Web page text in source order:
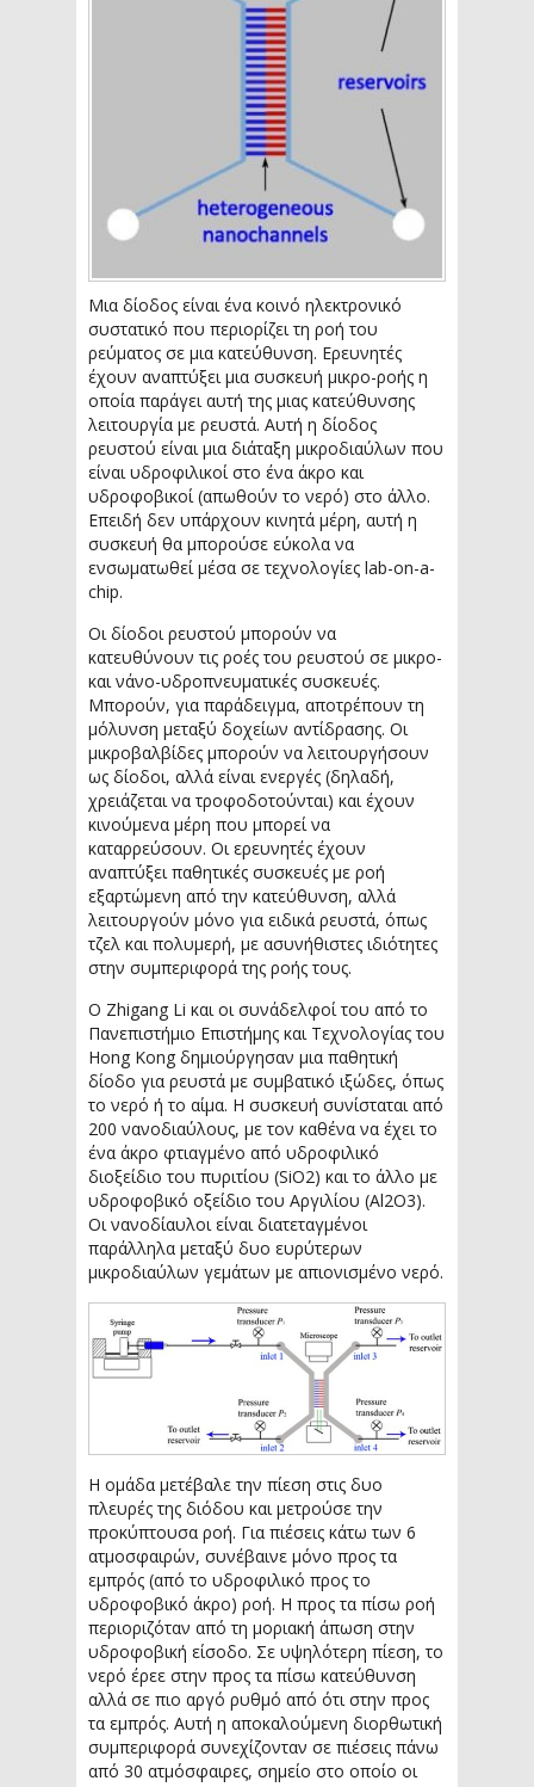
Μια δίοδος είναι ένα κοινό ηλεκτρονικό
συστατικό που περιορίζει τη ροή του
ρεύματος σε μια κατεύθυνση. Ερευνητές
έχουν αναπτύξει μια συσκευή μικρο-ροής η
οποία παράγει αυτή της μιας κατεύθυνσης
λειτουργία με ρευστά. Αυτή η δίοδος
ρευστού είναι μια διάταξη μικροδιαύλων που
είναι υδροφιλικοί στο ένα άκρο και
υδροφοβικοί (απωθούν το νερό) στο άλλο.
Επειδή δεν υπάρχουν κινητά μέρη, αυτή η
συσκευή θα μπορούσε εύκολα να
ενσωματωθεί μέσα σε τεχνολογίες lab-on-a-
chip.
Οι δίοδοι ρευστού μπορούν να
κατευθύνουν τις ροές του ρευστού σε μικρο-
και νάνο-υδροπνευματικές συσκευές.
Μπορούν, για παράδειγμα, αποτρέπουν τη
μόλυνση μεταξύ δοχείων αντίδρασης. Οι
μικροβαλβίδες μπορούν να λειτουργήσουν
ως δίοδοι, αλλά είναι ενεργές (δηλαδή,
χρειάζεται να τροφοδοτούνται) και έχουν
κινούμενα μέρη που μπορεί να
καταρρεύσουν. Οι ερευνητές έχουν
αναπτύξει παθητικές συσκευές με ροή
εξαρτώμενη από την κατεύθυνση, αλλά
λειτουργούν μόνο για ειδικά ρευστά, όπως
τζελ και πολυμερή, με ασυνήθιστες ιδιότητες
στην συμπεριφορά της ροής τους.
Ο Zhigang Li και οι συνάδελφοί του από το
Πανεπιστήμιο Επιστήμης και Τεχνολογίας του
Hong Kong δημιούργησαν μια παθητική
δίοδο για ρευστά με συμβατικό ιξώδες, όπως
το νερό ή το αίμα. Η συσκευή συνίσταται από
200 νανοδιαύλους, με τον καθένα να έχει το
ένα άκρο φτιαγμένο από υδροφιλικό
διοξείδιο του πυριτίου (SiO2) και το άλλο με
υδροφοβικό οξείδιο του Αργιλίου (Al2O3).
Οι νανοδίαυλοι είναι διατεταγμένοι
παράλληλα μεταξύ δυο ευρύτερων
μικροδιαύλων γεμάτων με απιονισμένο νερό.
Η ομάδα μετέβαλε την πίεση στις δυο
πλευρές της διόδου και μετρούσε την
προκύπτουσα ροή. Για πιέσεις κάτω των 6
ατμοσφαιρών, συνέβαινε μόνο προς τα
εμπρός (από το υδροφιλικό προς το
υδροφοβικό άκρο) ροή. Η προς τα πίσω ροή
περιοριζόταν από τη μοριακή άπωση στην
υδροφοβική είσοδο. Σε υψηλότερη πίεση, το
νερό έρεε στην προς τα πίσω κατεύθυνση
αλλά σε πιο αργό ρυθμό από ότι στην προς
τα εμπρός. Αυτή η αποκαλούμενη διορθωτική
συμπεριφορά συνεχίζονταν σε πιέσεις πάνω
από 30 ατμόσφαιρες, σημείο στο οποίο οι